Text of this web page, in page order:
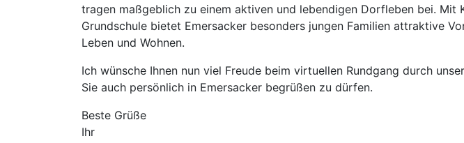
tragen maßgeblich zu einem aktiven und lebendigen Dorfleben bei. Mit
Grundschule bietet Emersacker besonders jungen Familien attraktive
Leben und Wohnen.
Ich wünsche Ihnen nun viel Freude beim virtuellen Rundgang durch
Sie auch persönlich in Emersacker begrüßen zu dürfen.
Beste Grüße
Ihr